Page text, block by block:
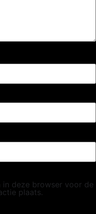
in deze browser voor de
plaats.